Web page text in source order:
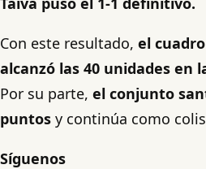
Con este resultado, el
alcanzó las 40 unidades en
Por su parte, el conjunto
puntos y continúa como
Síguenos